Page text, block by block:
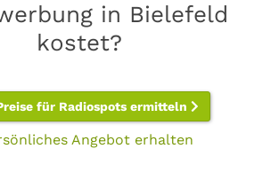
in Bielefeld
kostet?
für Radiospots ermitteln
Angebot erhalten